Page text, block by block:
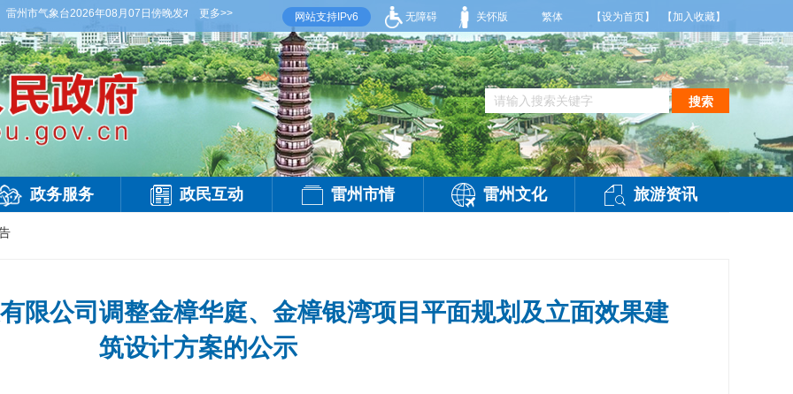
州市气象台2026年08月07日傍晚发布【雷州晚间天气】今晚到明天白天，多云，局部有雷阵雨，偏西风2-3级，气温26到35度，相对湿度70%到95%。雷州市气象台
更多>> 网站支持IPv6 无障碍 关怀版 繁体 【设为首页】 【加入收藏】
搜索
政务服务 政民互动 雷州市情 雷州文化 旅游资讯
限公司调整金樟华庭、金樟银湾项目平面规划及立面效果建
筑设计方案的公示